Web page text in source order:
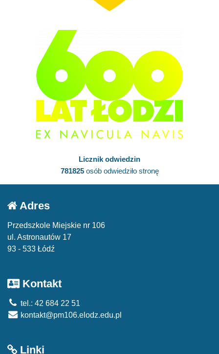
Licznik odwiedzin
781825osób odwiedziło stronę
Adres
Przedszkole Miejskie nr 106
ul. Astronautów 17
93 - 533 Łódź
Kontakt
tel.: 42 684 22 51
kontakt@pm106.elodz.edu.pl
Linki